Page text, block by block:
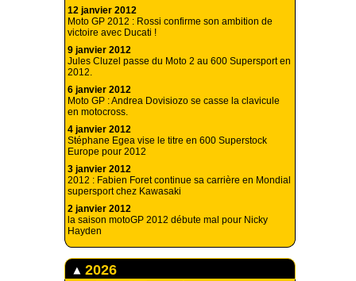
12 janvier 2012
Moto GP 2012 : Rossi confirme son ambition de
victoire avec Ducati !
9 janvier 2012
Jules Cluzel passe du Moto 2 au 600 Supersport en
2012.
6 janvier 2012
Moto GP : Andrea Dovisiozo se casse la clavicule
en motocross.
4 janvier 2012
Stéphane Egea vise le titre en 600 Superstock
Europe pour 2012
3 janvier 2012
2012 : Fabien Foret continue sa carrière en Mondial
supersport chez Kawasaki
2 janvier 2012
la saison motoGP 2012 débute mal pour Nicky
Hayden
2026